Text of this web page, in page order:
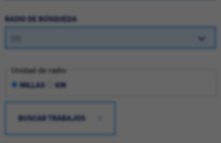
RADIO DE BÚSQUEDA
Unidad de radio
MILLAS KM
BUSCAR TRABAJOS